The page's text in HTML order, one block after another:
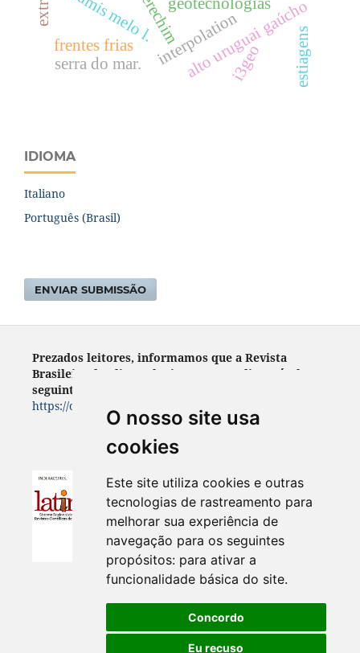
O nosso site usa
cookies
Este site utiliza cookies e outras
tecnologias de rastreamento para
melhorar sua experiência de
navegação para os seguintes
propósitos: para ativar a
funcionalidade básica do site.
Concordo
Eu recuso
alto uruguai gaúcho
erechim
frentes frias estiagens
interpolation
serra do mar. i3geo
IDIOMA
Italiano
Português (Brasil)
ENVIAR SUBMISSÃO
Prezados leitores, informamos que a Revista
Brasileira de Climatologia encontra- disponível no
seguinte endereço:
https://ojs.ufgd.edu.br/index.php/rbclima